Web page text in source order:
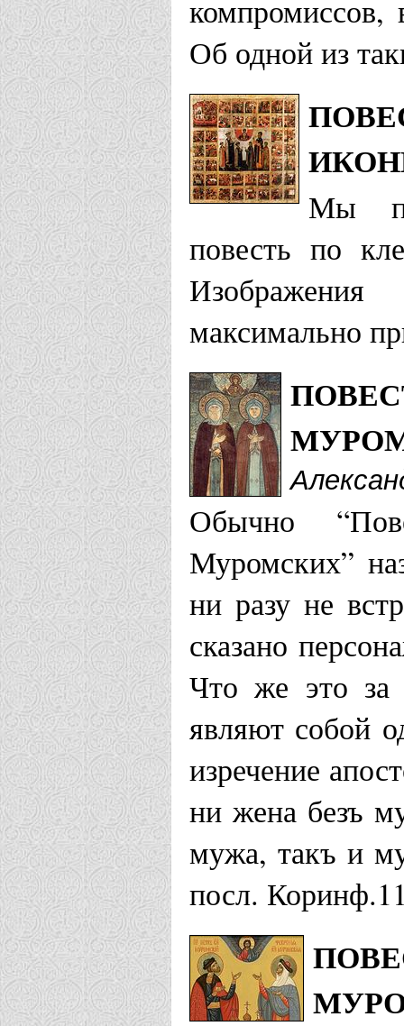
Храм свв.
г.
Муромская
Свято-
Муром
Храм
Гришино
Храм свв.
г.
Храм
Февронии
Храм в
Петра и
Храм
Пензенская
компромиссов,
Об одной из
Мы
повесть по
максимально
Обычно
Муромских”
ни разу не
сказано
Что же это
являют собой
изречение
ни жена безъ
мужа, такъ и
посл.